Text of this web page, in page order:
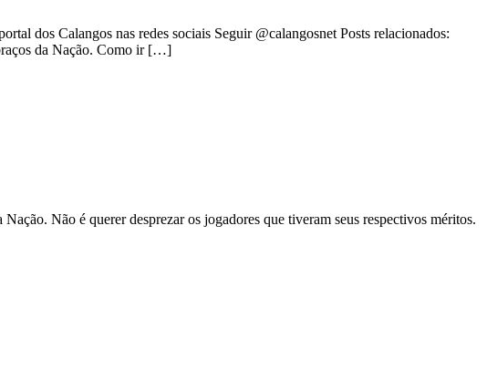
dos Calangos nas redes sociais Seguir @calangosnet Posts relacionados:
da Nação. Como ir […]
Não é querer desprezar os jogadores que tiveram seus respectivos méritos.